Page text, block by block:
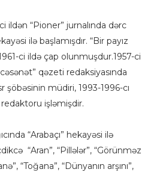
ildən “Pioner” jurnalında dərc
ilə başlamışdır. “Bir payız
ci ildə çap olunmuşdur.1957-ci
qəzeti redaksiyasında
şöbəsinin müdiri, 1993-1996-cı
işləmişdir.
“Arabaçı” hekayəsi ilə
“Aran”, “Pillələr”, “Görünməz
“Toğana”, “Dünyanın arşını”,